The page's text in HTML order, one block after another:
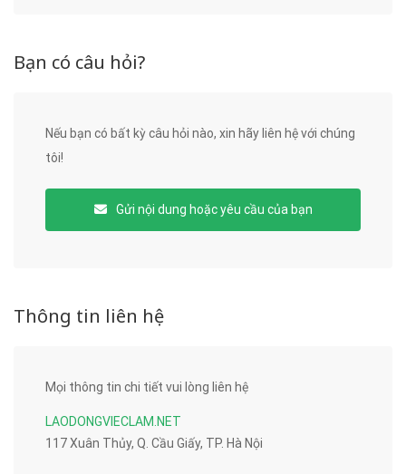
Bạn có câu hỏi?
Nếu bạn có bất kỳ câu hỏi nào, xin hãy liên hệ với chúng
tôi!
Gửi nội dung hoặc yêu cầu của bạn
Thông tin liên hệ
Mọi thông tin chi tiết vui lòng liên hệ
LAODONGVIECLAM.NET
117 Xuân Thủy, Q. Cầu Giấy, TP. Hà Nội